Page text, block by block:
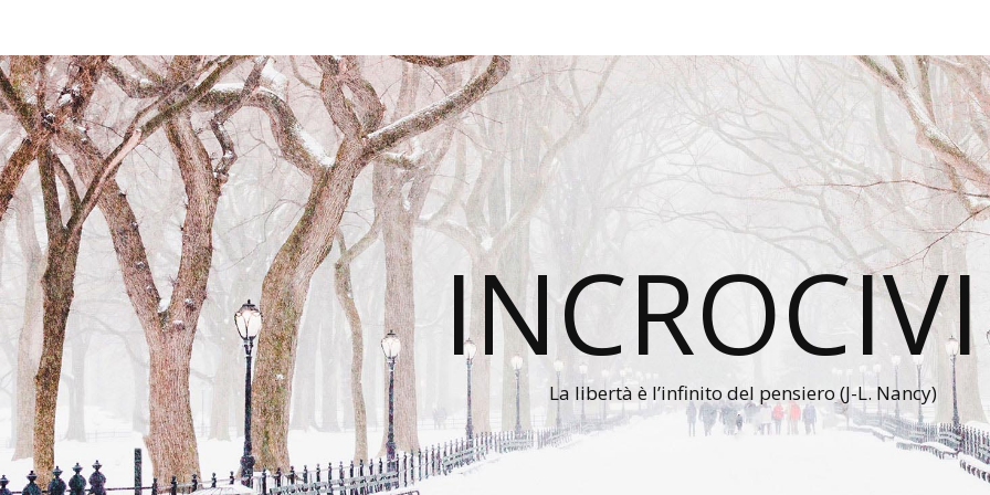
La libertà è l’infinito del pensiero (J-L. Nancy)